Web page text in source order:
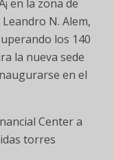
en la zona de
N. Alem,
los 140
la nueva sede
en el
Center a
torres